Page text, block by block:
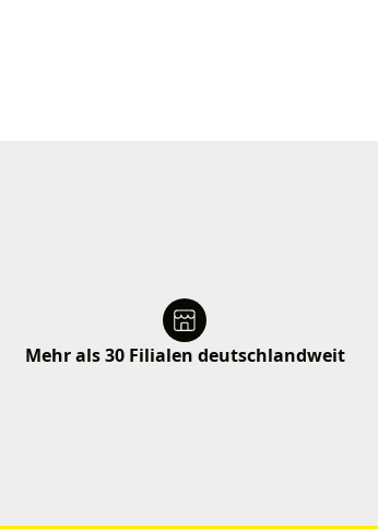
Mehr als 30 Filialen deutschlandweit